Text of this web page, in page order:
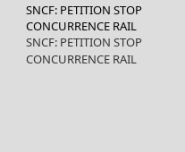
SNCF: PETITION STOP
CONCURRENCE RAIL
SNCF: PETITION STOP
CONCURRENCE RAIL